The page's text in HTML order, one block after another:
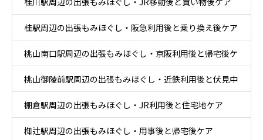
桂駅周辺の出張もみほぐし・阪急利用後と乗り換え後ケア
桃山南口駅周辺の出張もみほぐし・京阪利用後と帰宅後ケ
ア
桃山御陵前駅周辺の出張もみほぐし・近鉄利用後と伏見中
心部ケア
棚倉駅周辺の出張もみほぐし・JR利用後と住宅地ケア
椥辻駅周辺の出張もみほぐし・用事後と帰宅後ケア